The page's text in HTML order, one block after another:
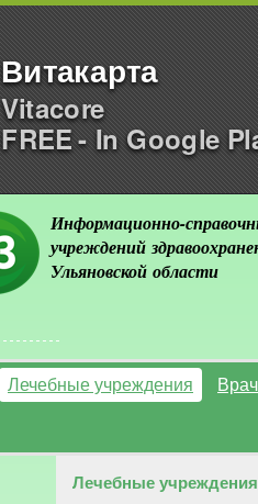
Витакарта
Vitacore
FREE - In Google
Информационно-
учреждений
Ульяновской области
Лечебные учреждения
Лечебные учреждения